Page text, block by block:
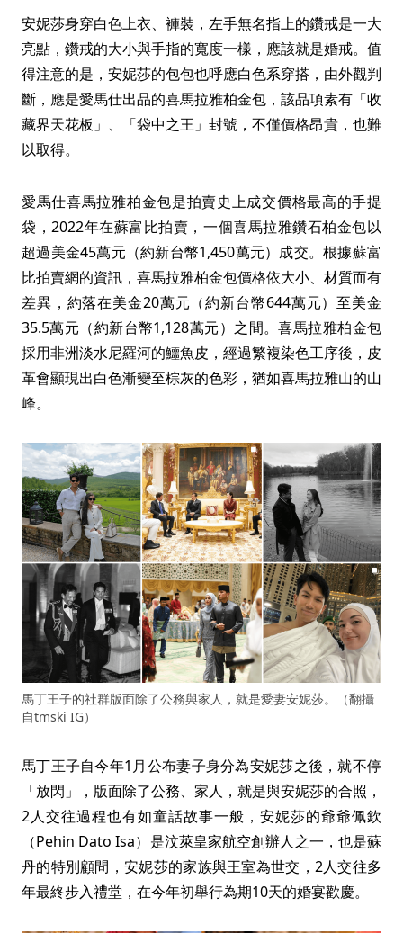
安妮莎身穿白色上衣、褲裝，左手無名指上的鑽戒是一大
亮點，鑽戒的大小與手指的寬度一樣，應該就是婚戒。值
得注意的是，安妮莎的包包也呼應白色系穿搭，由外觀判
斷，應是愛馬仕出品的喜馬拉雅柏金包，該品項素有「收
藏界天花板」、「袋中之王」封號，不僅價格昂貴，也難
以取得。
愛馬仕喜馬拉雅柏金包是拍賣史上成交價格最高的手提
袋，2022年在蘇富比拍賣，一個喜馬拉雅鑽石柏金包以
超過美金45萬元（約新台幣1,450萬元）成交。根據蘇富
比拍賣網的資訊，喜馬拉雅柏金包價格依大小、材質而有
差異，約落在美金20萬元（約新台幣644萬元）至美金
35.5萬元（約新台幣1,128萬元）之間。喜馬拉雅柏金包
採用非洲淡水尼羅河的鱷魚皮，經過繁複染色工序後，皮
革會顯現出白色漸變至棕灰的色彩，猶如喜馬拉雅山的山
峰。
馬丁王子的社群版面除了公務與家人，就是愛妻安妮莎。（翻攝
自tmski IG）
馬丁王子自今年1月公布妻子身分為安妮莎之後，就不停
「放閃」，版面除了公務、家人，就是與安妮莎的合照，
2人交往過程也有如童話故事一般，安妮莎的爺爺佩欽
（Pehin Dato Isa）是汶萊皇家航空創辦人之一，也是蘇
丹的特別顧問，安妮莎的家族與王室為世交，2人交往多
年最終步入禮堂，在今年初舉行為期10天的婚宴歡慶。